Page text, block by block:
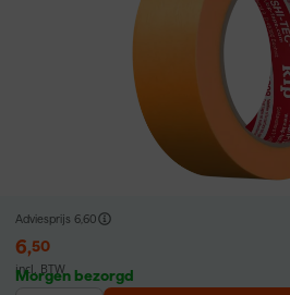
Adviesprijs 6,60
6,50
incl. BTW
Morgen bezorgd